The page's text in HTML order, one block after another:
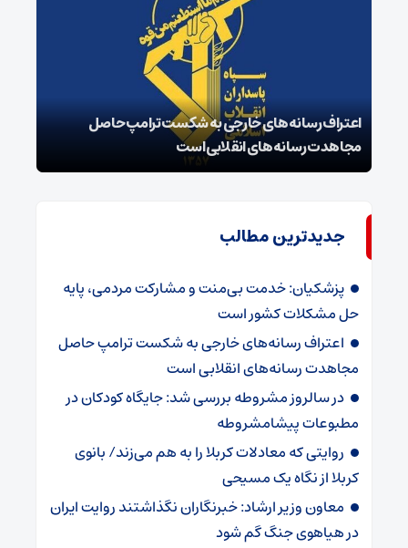
اعتراف رسانه‌های خارجی به شکست ترامپ حاصل
مجاهدت رسانه‌های انقلابی است
جدیدترین مطالب
پزشکیان: خدمت بی‌منت و مشارکت مردمی، پایه
حل مشکلات کشور است
اعتراف رسانه‌های خارجی به شکست ترامپ حاصل
مجاهدت رسانه‌های انقلابی است
در سالروز مشروطه بررسی شد: جایگاه کودکان در
مطبوعات پیشامشروطه
روایتی که معادلات کربلا را به هم می‌زند/ بانوی
کربلا از نگاه یک مسیحی
معاون وزیر ارشاد: خبرنگاران نگذاشتند روایت ایران
در هیاهوی جنگ گم شود